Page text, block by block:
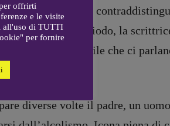
caratteriali che la
in quel periodo, la
letteraria incredibile che ci
cambiata.
diverse volte il padre, un
offrirti
e le visite
all'uso di TUTTI
per fornire